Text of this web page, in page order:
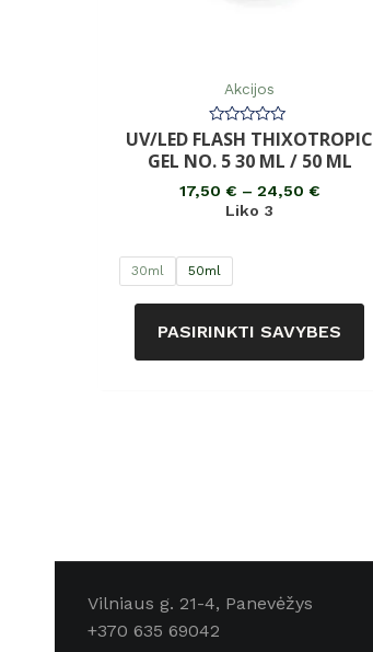
Akcijos
Įvertinimas:
0
iš
UV/LED FLASH THIXOTROPIC
GEL NO. 5 30 ML / 50 ML
17,50 € – 24,50 €
Liko 3
30ml 50ml
PASIRINKTI SAVYBES
Vilniaus g. 21-4, Panevėžys
+370 635 69042